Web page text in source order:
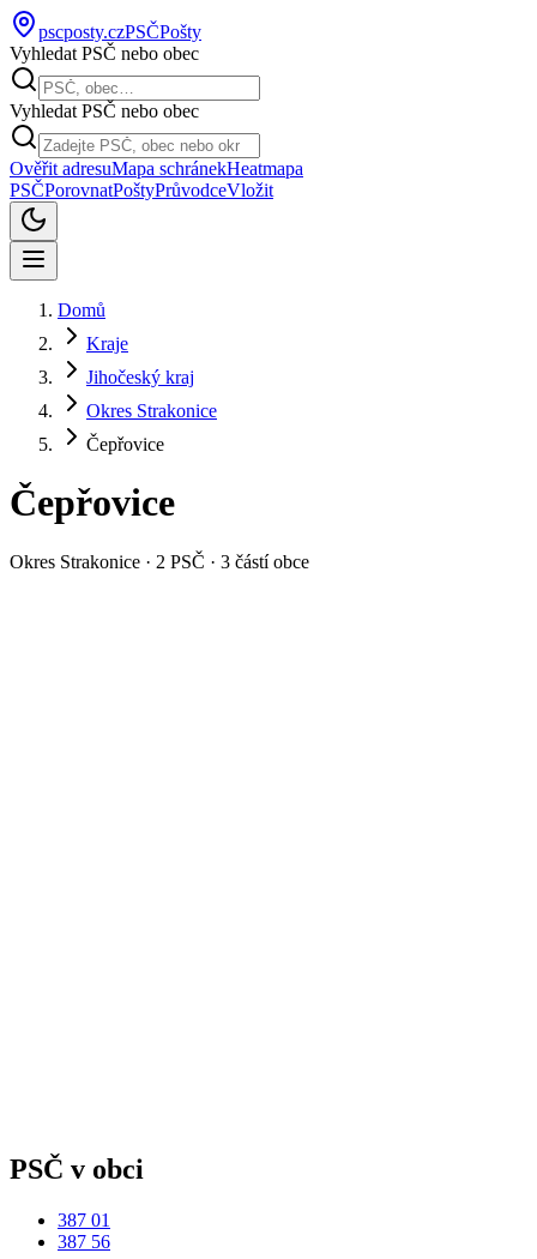
pscposty.czPSČPošty
Vyhledat PSČ nebo obec
Vyhledat PSČ nebo obec
Ověřit adresuMapa schránekHeatmapa
PSČPorovnatPoštyPrůvodceVložit
Domů
Kraje
Jihočeský kraj
Okres Strakonice
Čepřovice
Čepřovice
Okres Strakonice · 2 PSČ · 3 částí obce
PSČ v obci
387 01
387 56